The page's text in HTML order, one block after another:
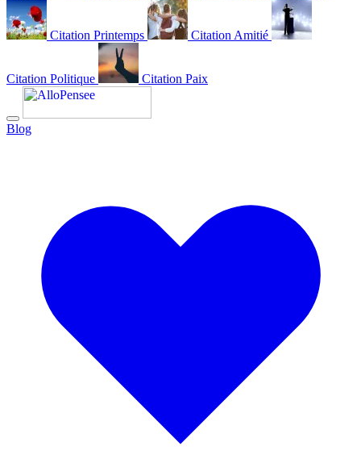
Citation Printemps Citation Amitié
Citation Politique Citation Paix
Blog